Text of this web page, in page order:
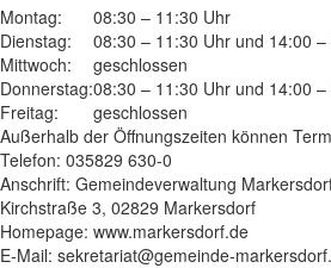
Montag:
08:30 – 11:30 Uhr
Dienstag:
08:30 – 11:30 Uhr und 14:00
Mittwoch:
geschlossen
Donnerstag:08:30 – 11:30 Uhr und 14:00
Freitag:
geschlossen
Außerhalb der Öffnungszeiten können
Telefon: 035829 630-0
Anschrift: Gemeindeverwaltung
Kirchstraße 3, 02829 Markersdorf
Homepage: www.markersdorf.de
E-Mail: sekretariat@gemeinde-